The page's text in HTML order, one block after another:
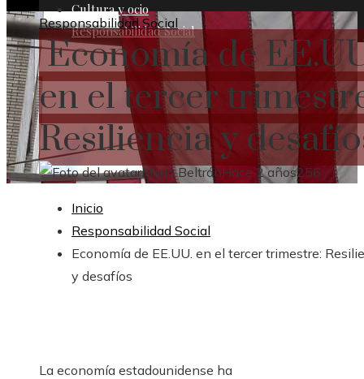
Cultura y ocio
Responsabilidad Social
Responsabilidad Social
Economía de
en el tercer
Resiliencia y
María BeltránHace 2 años256
Inicio
Responsabilidad Social
Economía de EE.UU. en el tercer trimestre:
y desafíos
La economía estadounidense ha